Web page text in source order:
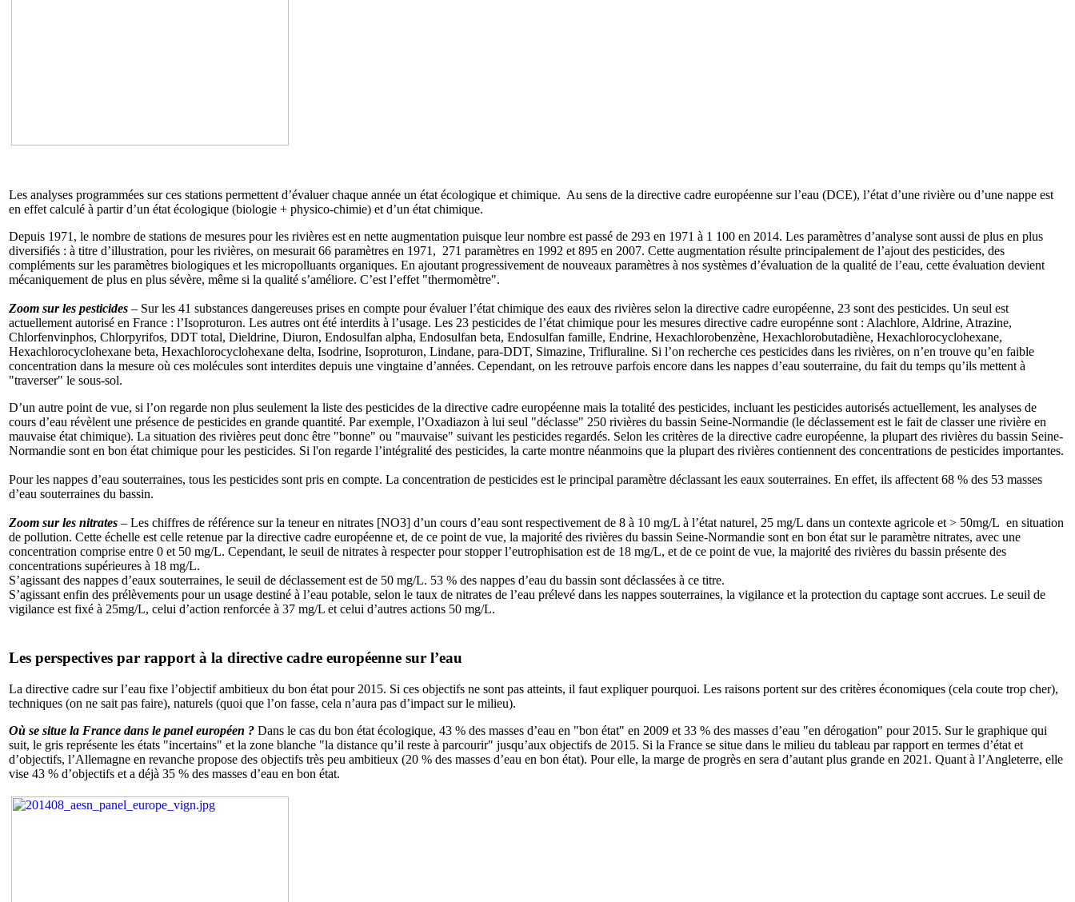
Les analyses programmées sur ces stations permettent d’évaluer chaque année un état écologique et chimique. Au sens de la directive cadre européenne sur l’eau (DCE), l’état d’une rivière ou d’une nappe est
en effet calculé à partir d’un état écologique (biologie + physico-chimie) et d’un état chimique.
Depuis 1971, le nombre de stations de mesures pour les rivières est en nette augmentation puisque leur nombre est passé de 293 en 1971 à 1 100 en 2014. Les paramètres d’analyse sont aussi de plus en plus
diversifiés : à titre d’illustration, pour les rivières, on mesurait 66 paramètres en 1971, 271 paramètres en 1992 et 895 en 2007. Cette augmentation résulte principalement de l’ajout des pesticides, des
compléments sur les paramètres biologiques et les micropolluants organiques. En ajoutant progressivement de nouveaux paramètres à nos systèmes d’évaluation de la qualité de l’eau, cette évaluation devient
mécaniquement de plus en plus sévère, même si la qualité s’améliore. C’est l’effet "thermomètre".
Zoom sur les pesticides – Sur les 41 substances dangereuses prises en compte pour évaluer l’état chimique des eaux des rivières selon la directive cadre européenne, 23 sont des pesticides. Un seul est
actuellement autorisé en France : l’Isoproturon. Les autres ont été interdits à l’usage. Les 23 pesticides de l’état chimique pour les mesures directive cadre europénne sont : Alachlore, Aldrine, Atrazine,
Chlorfenvinphos, Chlorpyrifos, DDT total, Dieldrine, Diuron, Endosulfan alpha, Endosulfan beta, Endosulfan famille, Endrine, Hexachlorobenzène, Hexachlorobutadiène, Hexachlorocyclohexane,
Hexachlorocyclohexane beta, Hexachlorocyclohexane delta, Isodrine, Isoproturon, Lindane, para-DDT, Simazine, Trifluraline. Si l’on recherche ces pesticides dans les rivières, on n’en trouve qu’en faible
concentration dans la mesure où ces molécules sont interdites depuis une vingtaine d’années. Cependant, on les retrouve parfois encore dans les nappes d’eau souterraine, du fait du temps qu’ils mettent à
"traverser" le sous-sol.
D’un autre point de vue, si l’on regarde non plus seulement la liste des pesticides de la directive cadre européenne mais la totalité des pesticides, incluant les pesticides autorisés actuellement, les analyses de
cours d’eau révèlent une présence de pesticides en grande quantité. Par exemple, l’Oxadiazon à lui seul "déclasse" 250 rivières du bassin Seine-Normandie (le déclassement est le fait de classer une rivière en
mauvaise état chimique). La situation des rivières peut donc être "bonne" ou "mauvaise" suivant les pesticides regardés. Selon les critères de la directive cadre européenne, la plupart des rivières du bassin Seine-
Normandie sont en bon état chimique pour les pesticides. Si l'on regarde l’intégralité des pesticides, la carte montre néanmoins que la plupart des rivières contiennent des concentrations de pesticides importantes.
Pour les nappes d’eau souterraines, tous les pesticides sont pris en compte. La concentration de pesticides est le principal paramètre déclassant les eaux souterraines. En effet, ils affectent 68 % des 53 masses
d’eau souterraines du bassin.
Zoom sur les nitrates – Les chiffres de référence sur la teneur en nitrates [NO3] d’un cours d’eau sont respectivement de 8 à 10 mg/L à l’état naturel, 25 mg/L dans un contexte agricole et > 50mg/L en situation
de pollution. Cette échelle est celle retenue par la directive cadre européenne et, de ce point de vue, la majorité des rivières du bassin Seine-Normandie sont en bon état sur le paramètre nitrates, avec une
concentration comprise entre 0 et 50 mg/L. Cependant, le seuil de nitrates à respecter pour stopper l’eutrophisation est de 18 mg/L, et de ce point de vue, la majorité des rivières du bassin présente des
concentrations supérieures à 18 mg/L.
S’agissant des nappes d’eaux souterraines, le seuil de déclassement est de 50 mg/L. 53 % des nappes d’eau du bassin sont déclassées à ce titre.
S’agissant enfin des prélèvements pour un usage destiné à l’eau potable, selon le taux de nitrates de l’eau prélevé dans les nappes souterraines, la vigilance et la protection du captage sont accrues. Le seuil de
vigilance est fixé à 25mg/L, celui d’action renforcée à 37 mg/L et celui d’autres actions 50 mg/L.
Les perspectives par rapport à la directive cadre européenne sur l’eau
La directive cadre sur l’eau fixe l’objectif ambitieux du bon état pour 2015. Si ces objectifs ne sont pas atteints, il faut expliquer pourquoi. Les raisons portent sur des critères économiques (cela coute trop cher),
techniques (on ne sait pas faire), naturels (quoi que l’on fasse, cela n’aura pas d’impact sur le milieu).
Où se situe la France dans le panel européen ? Dans le cas du bon état écologique, 43 % des masses d’eau en "bon état" en 2009 et 33 % des masses d’eau "en dérogation" pour 2015. Sur le graphique qui
suit, le gris représente les états "incertains" et la zone blanche "la distance qu’il reste à parcourir" jusqu’aux objectifs de 2015. Si la France se situe dans le milieu du tableau par rapport en termes d’état et
d’objectifs, l’Allemagne en revanche propose des objectifs très peu ambitieux (20 % des masses d’eau en bon état). Pour elle, la marge de progrès en sera d’autant plus grande en 2021. Quant à l’Angleterre, elle
vise 43 % d’objectifs et a déjà 35 % des masses d’eau en bon état.